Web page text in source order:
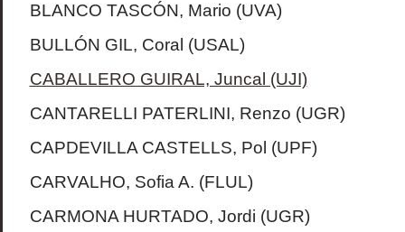
BLANCO TASCÓN, Mario (UVA)
BULLÓN GIL, Coral (USAL)
CABALLERO GUIRAL, Juncal (UJI)
CANTARELLI PATERLINI, Renzo (UGR)
CAPDEVILLA CASTELLS, Pol (UPF)
CARVALHO, Sofia A. (FLUL)
CARMONA HURTADO, Jordi (UGR)